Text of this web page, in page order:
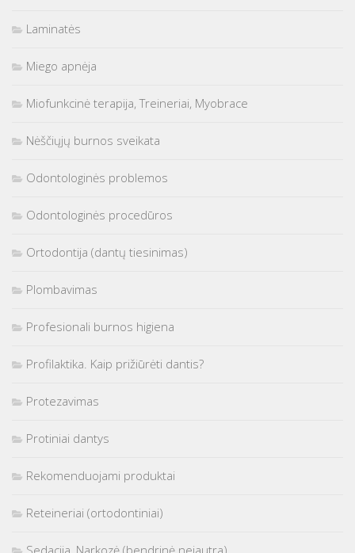
Laminatės
Miego apnėja
Miofunkcinė terapija, Treineriai, Myobrace
Nėščiųjų burnos sveikata
Odontologinės problemos
Odontologinės procedūros
Ortodontija (dantų tiesinimas)
Plombavimas
Profesionali burnos higiena
Profilaktika. Kaip prižiūrėti dantis?
Protezavimas
Protiniai dantys
Rekomenduojami produktai
Reteineriai (ortodontiniai)
Sedacija, Narkozė (bendrinė nejautra)